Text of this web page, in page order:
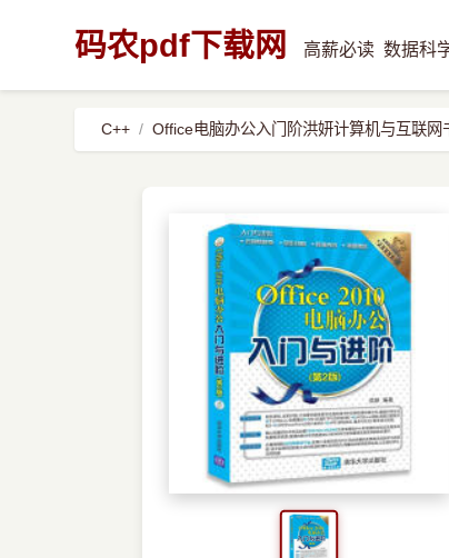
码农pdf下载网 高薪必读 数据科
C++ Office电脑办公入门阶洪妍计算机与互联网